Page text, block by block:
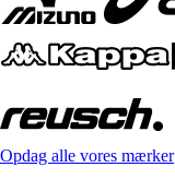
Opdag alle vores mærker